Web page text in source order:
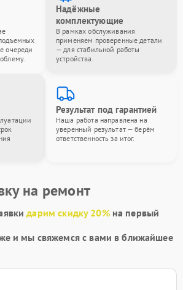
очереди
Надёжные
комплектующие
В рамках обслуживания
применяем проверенные детали
— для стабильной работы
устройства.
Результат под гарантией
Наша работа направлена на
уверенный результат — берём
ответственность за итог.
на ремонт
дарим скидку 20%на первый
и мы свяжемся с вами в ближайшее